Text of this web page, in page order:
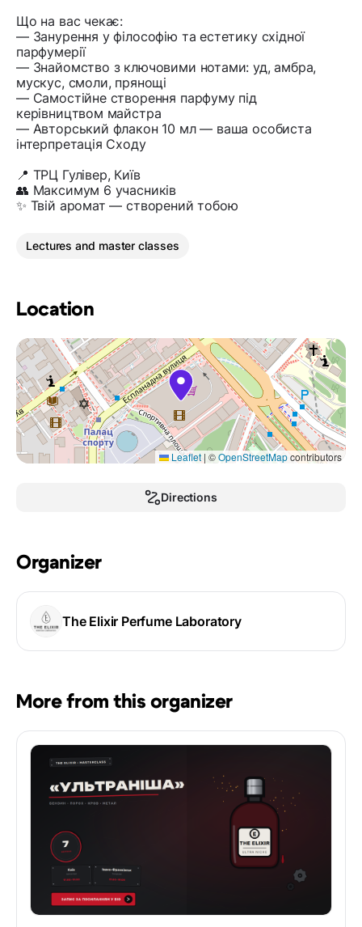
Що на вас чекає:
— Занурення у філософію та естетику східної
парфумерії
— Знайомство з ключовими нотами: уд, амбра,
мускус, смоли, прянощі
— Самостійне створення парфуму під
керівництвом майстра
— Авторський флакон 10 мл — ваша особиста
інтерпретація Сходу
📍 ТРЦ Гулівер, Київ
👥 Максимум 6 учасників
✨ Твій аромат — створений тобою
Lectures and master classes
Location
Leaflet | ©OpenStreetMapcontributors
Directions
Organizer
The Elixir Perfume Laboratory
More from this organizer